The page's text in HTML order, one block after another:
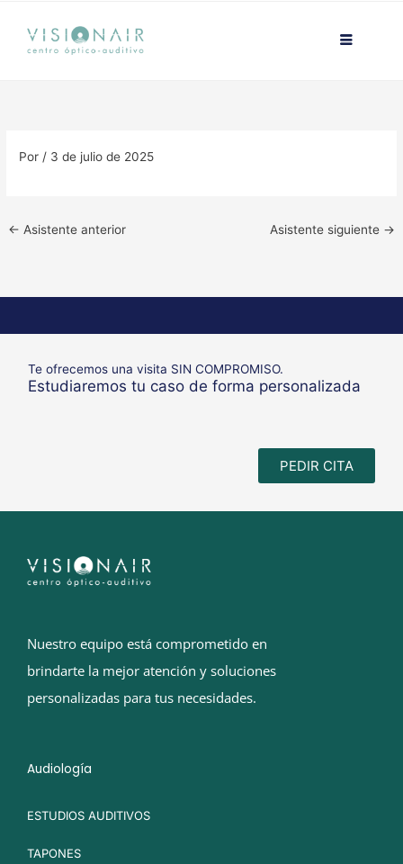
contenido
Por/ 3 de julio de 2025
← Asistente anterior Asistente siguiente →
Te ofrecemos una visita SIN COMPROMISO.
Estudiaremos tu caso de forma personalizada
PEDIR CITA
Nuestro equipo está comprometido en
brindarte la mejor atención y soluciones
personalizadas para tus necesidades.
Audiología
ESTUDIOS AUDITIVOS
TAPONES